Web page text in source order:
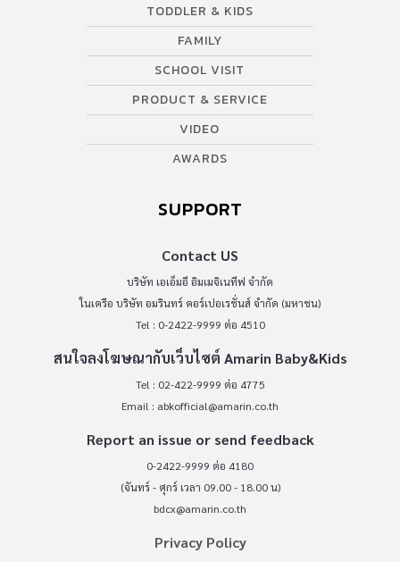
TODDLER & KIDS
FAMILY
SCHOOL VISIT
PRODUCT & SERVICE
VIDEO
AWARDS
SUPPORT
Contact US
บริษัท เอเอ็มอี อิมเมจิเนทีฟ จำกัด
ในเครือ บริษัท อมรินทร์ คอร์เปอเรชั่นส์ จำกัด (มหาชน)
Tel : 0-2422-9999 ต่อ 4510
สนใจลงโฆษณากับเว็บไซต์ Amarin Baby&Kids
Tel : 02-422-9999 ต่อ 4775
Email : abkofficial@amarin.co.th
Report an issue or send feedback
0-2422-9999 ต่อ 4180
(จันทร์ - ศุกร์ เวลา 09.00 - 18.00 น)
bdcx@amarin.co.th
Privacy Policy